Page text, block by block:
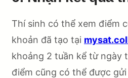
Thí sinh có thể xem điểm
khoản đã tạo tại
khoảng 2 tuần kể từ ngày
điểm cũng có thể được